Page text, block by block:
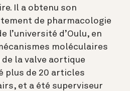
Il a obtenu son
de pharmacologie
l’université d’Oulu, en
moléculaires
la valve aortique
plus de 20 articles
et a été superviseur